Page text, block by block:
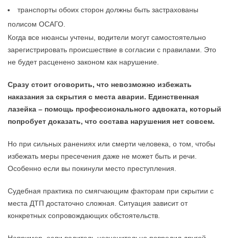
транспорты обоих сторон должны быть застрахованы
полисом ОСАГО.
Когда все нюансы учтены, водители могут самостоятельно
зарегистрировать происшествие в согласии с правилами. Это
не будет расценено законом как нарушение.
Сразу стоит оговорить, что невозможно избежать
наказания за скрытия с места аварии. Единственная
лазейка – помощь профессионального адвоката, который
попробует доказать, что состава нарушения нет совсем.
Но при сильных ранениях или смерти человека, о том, чтобы
избежать меры пресечения даже не может быть и речи.
Особенно если вы покинули место преступления.
Судебная практика по смягчающим факторам при скрытии с
места ДТП достаточно сложная. Ситуация зависит от
конкретных сопровождающих обстоятельств.